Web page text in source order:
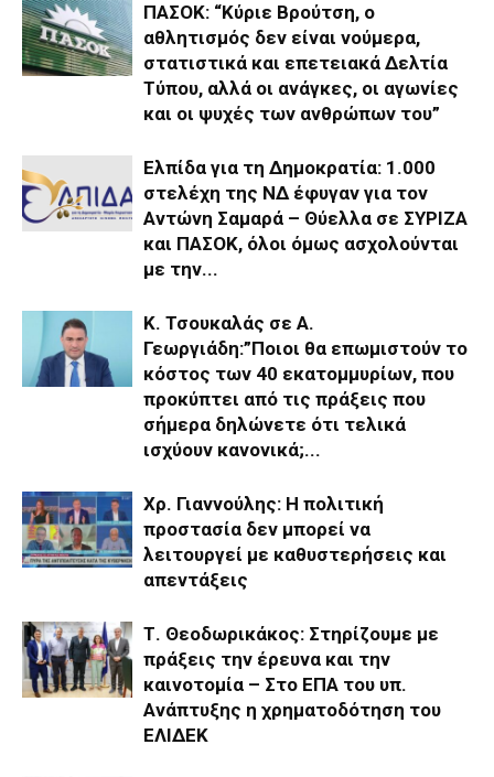
ΠΑΣΟΚ: “Κύριε Βρούτση, ο
αθλητισμός δεν είναι νούμερα,
στατιστικά και επετειακά Δελτία
Τύπου, αλλά οι ανάγκες, οι αγωνίες
και οι ψυχές των ανθρώπων του”
Ελπίδα για τη Δημοκρατία: 1.000
στελέχη της ΝΔ έφυγαν για τον
Αντώνη Σαμαρά – Θύελλα σε ΣΥΡΙΖΑ
και ΠΑΣΟΚ, όλοι όμως ασχολούνται
με την...
Κ. Τσουκαλάς σε Α.
Γεωργιάδη:”Ποιοι θα επωμιστούν το
κόστος των 40 εκατομμυρίων, που
προκύπτει από τις πράξεις που
σήμερα δηλώνετε ότι τελικά
ισχύουν κανονικά;...
Χρ. Γιαννούλης: Η πολιτική
προστασία δεν μπορεί να
λειτουργεί με καθυστερήσεις και
απεντάξεις
Τ. Θεοδωρικάκος: Στηρίζουμε με
πράξεις την έρευνα και την
καινοτομία – Στο ΕΠΑ του υπ.
Ανάπτυξης η χρηματοδότηση του
ΕΛΙΔΕΚ